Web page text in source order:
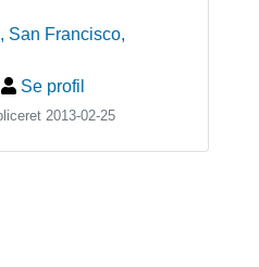
San Francisco,
Se profil
2013-02-25